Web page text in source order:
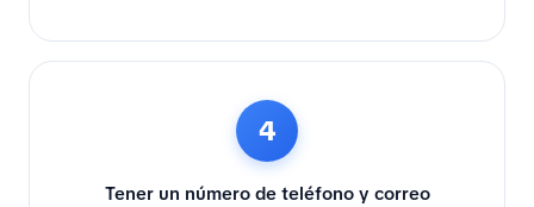
4
Tener un número de teléfono y correo